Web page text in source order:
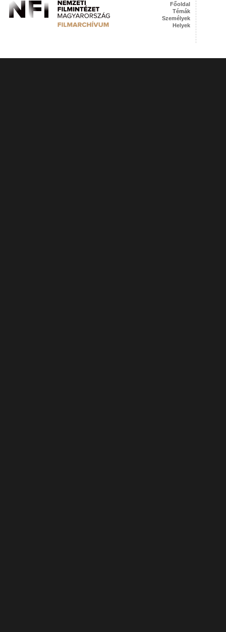
Főoldal
Témák
Személyek
Helyek